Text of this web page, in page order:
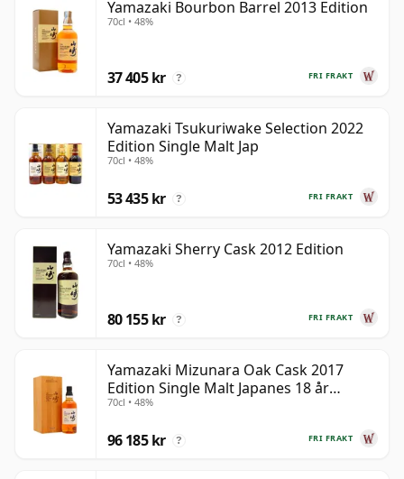
Yamazaki Bourbon Barrel 2013 Edition
70cl • 48%
FRI FRAKT
37 405 kr ?
Yamazaki Tsukuriwake Selection 2022
Edition Single Malt Jap
70cl • 48%
FRI FRAKT
53 435 kr ?
Yamazaki Sherry Cask 2012 Edition
70cl • 48%
FRI FRAKT
80 155 kr ?
Yamazaki Mizunara Oak Cask 2017
Edition Single Malt Japanes 18 år
gammal
70cl • 48%
FRI FRAKT
96 185 kr ?